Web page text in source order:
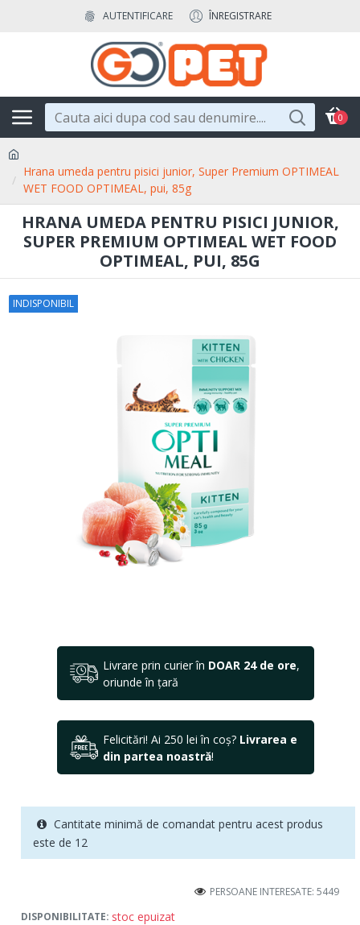
AUTENTIFICARE ÎNREGISTRARE
0
Hrana umeda pentru pisici junior, Super Premium OPTIMEAL
WET FOOD OPTIMEAL, pui, 85g
HRANA UMEDA PENTRU PISICI JUNIOR,
SUPER PREMIUM OPTIMEAL WET FOOD
OPTIMEAL, PUI, 85G
INDISPONIBIL
Livrare prin curier în DOAR 24 de ore,
oriunde în țară
Felicitări! Ai 250 lei în coș? Livrarea e
din partea noastră!
DISPONIBILITATE: stoc epuizat
PERSOANE INTERESATE: 5449
Cantitate minimă de comandat pentru acest produs
este de 12